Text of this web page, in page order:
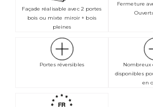
Façade réalisable avec 2 portes
bois ou mixte miroir + bois
pleines
Fermeture
Portes réversibles
Nombreux
disponibles
en